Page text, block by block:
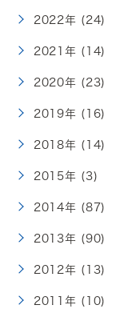
2022年 (24)
2021年 (14)
2020年 (23)
2019年 (16)
2018年 (14)
2015年 (3)
2014年 (87)
2013年 (90)
2012年 (13)
2011年 (10)